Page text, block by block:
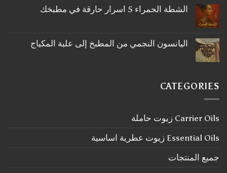
اكليل
الجبل
على
الجانب
الشطة الحمراء 5 اسرار حارقة في مطبخك
على
الشطة
في
مطبخك
اليانسون النجمي من المطبخ إلى علبة المكياج
اليانسون
النجمي
علبة
المكياج
CATEGORIES
Carrier Oils زيوت حاملة
Essential Oils زيوت عطرية اساسية
جميع المنتجات